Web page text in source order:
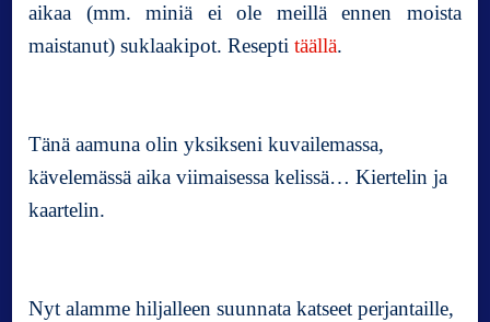
aikaa (mm. miniä ei ole meillä ennen moista
maistanut) suklaakipot. Reseptitäällä.
Tänä aamuna olin yksikseni kuvailemassa,
kävelemässä aika viimaisessa kelissä… Kiertelin ja
kaartelin.
Nyt alamme hiljalleen suunnata katseet perjantaille,